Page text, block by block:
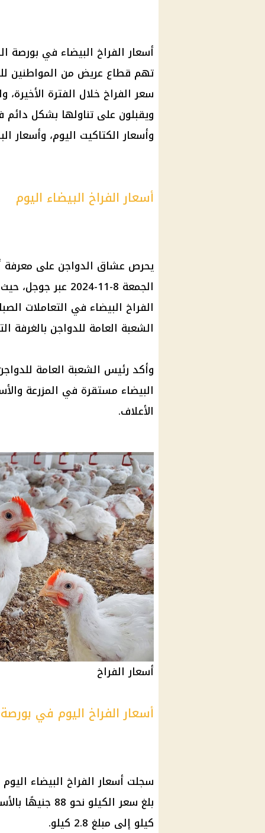
أسعار الفراخ البيضاء في بورصة
تهم قطاع عريض من المواطنين
سعر الفراخ خلال الفترة
ويقبلون على تناولها بشكل
وأسعار الكتاكيت اليوم، وأسعار
أسعار الفراخ البيضاء اليوم
يحرص عشاق الدواجن على معرفة
الجمعة 8-11-2024 عبر
جوجل،
الفراخ البيضاء في التعاملات
الشعبة العامة للدواجن بالغرفة
وأكد رئيس الشعبة العامة
البيضاء مستقرة في المزرعة
الأعلاف.
أسعار الفراخ
أسعار الفراخ اليوم في
سجلت أسعار الفراخ البيضاء اليوم
بلغ سعر الكيلو نحو 88 جنيهًا بالأسواق المصرية، ويشمل
كيلو إلى مبلغ 2.8 كيلو.